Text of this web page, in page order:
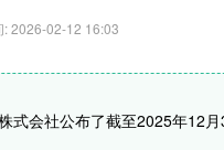
: 2026-02-12 16:03
式会社公布了截至2025年12